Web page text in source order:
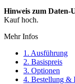
Hinweis zum Daten-
Kauf hoch.
Mehr Infos
1. Ausführung
2. Basispreis
3. Optionen
4. Bestellung &